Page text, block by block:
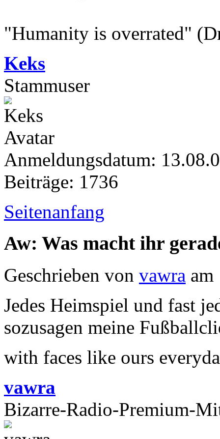
"Humanity is overrated"
Keks
Stammuser
Anmeldungsdatum:
Beiträge: 1736
Seitenanfang
Aw: Was macht ihr
Geschrieben von vawra am
Jedes Heimspiel und fast
sozusagen meine
with faces like ours
vawra
Bizarre-Radio-Premium-